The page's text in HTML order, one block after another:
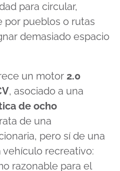
para circular,
por pueblos o rutas
demasiado espacio
un motor 2.0
, asociado a una
de ocho
de una
pero sí de una
recreativo:
razonable para el